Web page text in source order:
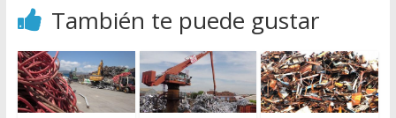
También te puede gustar